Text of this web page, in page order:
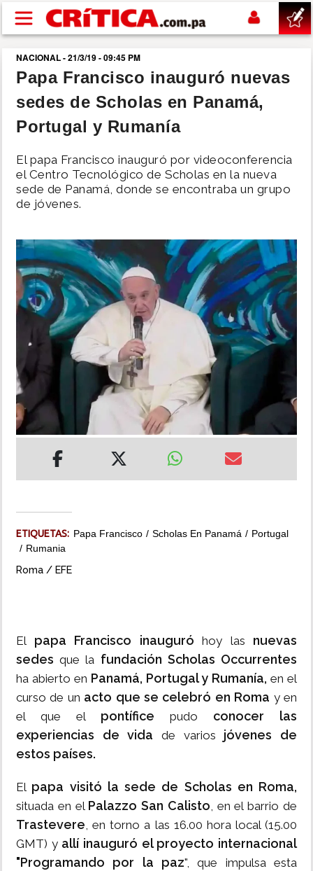
Pasar al contenido principal
buscar
SUCESOS
POLÍTICA
DEPORTES
MUNDO
INSÓLITAS
MULTIMEDIA
IMPRESO
NACIONAL - 21/3/19 - 09:45 PM
Papa Francisco inauguró nuevas
sedes de Scholas en Panamá,
Portugal y Rumanía
El papa Francisco inauguró por videoconferencia
el Centro Tecnológico de Scholas en la nueva
sede de Panamá, donde se encontraba un grupo
de jóvenes.
ETIQUETAS: Papa Francisco Scholas En Panamá
Portugal
Rumania
Roma / EFE
El papa Francisco inauguró hoy las nuevas
sedes que la fundación Scholas Occurrentes
ha abierto en Panamá, Portugal y Rumanía, en el
curso de un acto que se celebró en Roma y en
el que el pontífice pudo conocer las
experiencias de vida de varios jóvenes de
estos países.
El papa visitó la sede de Scholas en Roma,
situada en el Palazzo San Calisto, en el barrio de
Trastevere, en torno a las 16.00 hora local (15.00
GMT) y allí inauguró el proyecto internacional
"Programando por la paz", que impulsa esta